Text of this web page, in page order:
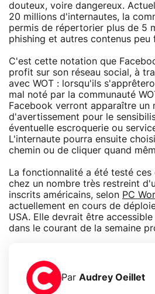
douteux, voire dangereux.
20 millions d'internautes, la
permis de répertorier plus de 5
phishing et autres contenus peu
C'est cette notation que
profit sur son réseau social, à
avec WOT : lorsqu'ils
mal noté par la communauté
Facebook verront apparaître un
d'avertissement pour le
éventuelle escroquerie ou
L'internaute pourra ensuite
chemin ou de cliquer quand
La fonctionnalité a été testé ces
chez un nombre très restreint
inscrits américains, selon PC
actuellement en cours de
USA. Elle devrait être
dans le courant de la semaine
Par Audrey Oeillet